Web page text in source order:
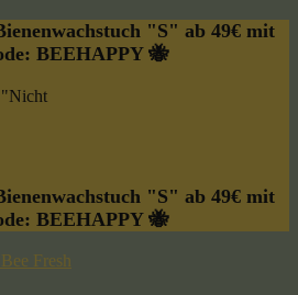
"S" ab 49€ mit
BEEHAPPY 🐝
"Nicht
"S" ab 49€ mit
BEEHAPPY 🐝